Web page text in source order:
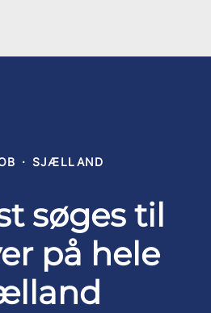
· SJÆLLAND
søges til
på hele